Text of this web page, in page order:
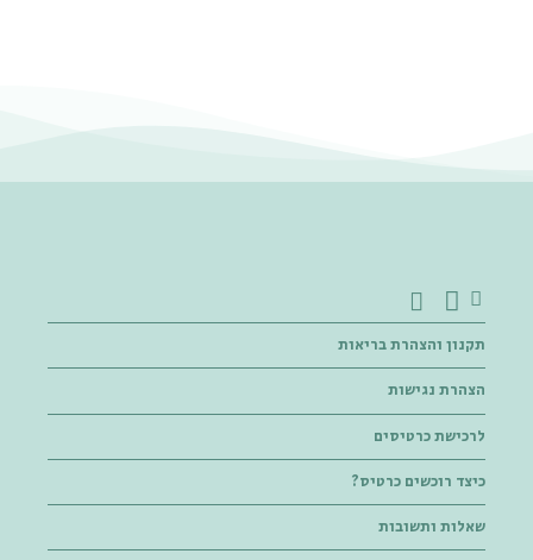
תקנון והצהרת בריאות
הצהרת נגישות
לרכישת כרטיסים
כיצד רוכשים כרטיס?
שאלות ותשובות